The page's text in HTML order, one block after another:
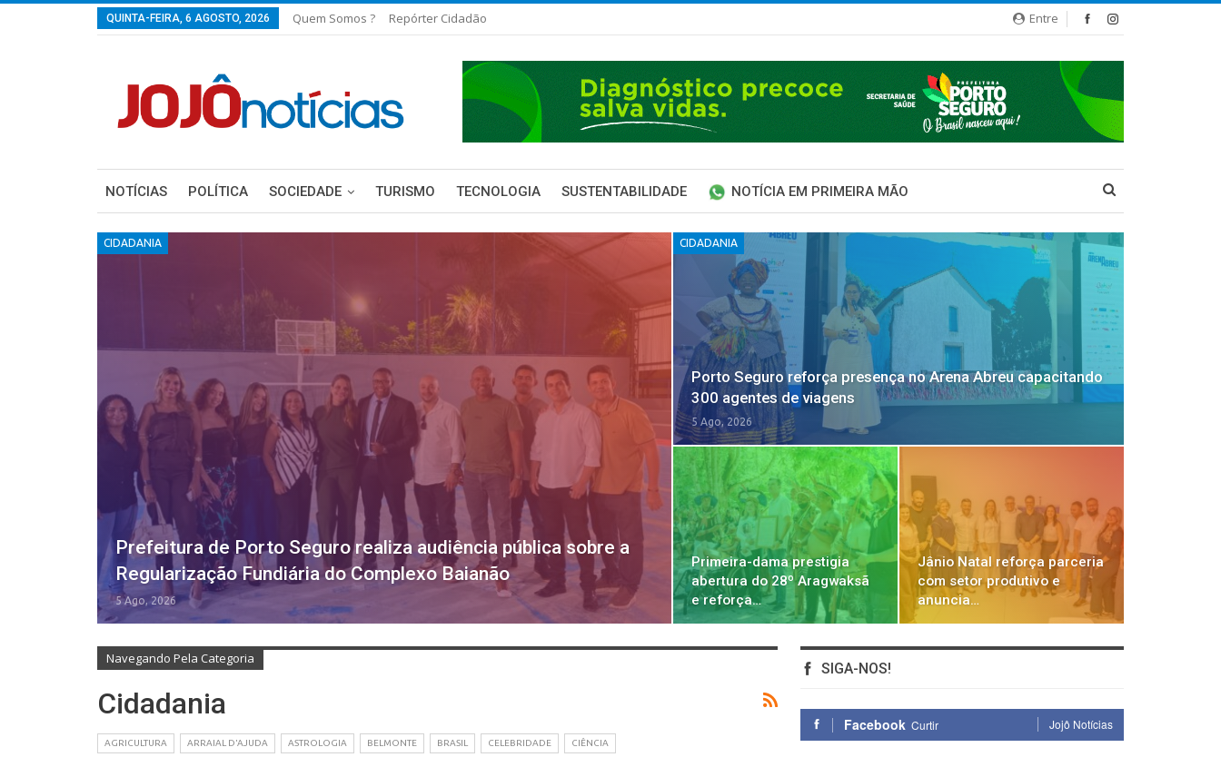
Entre
QUINTA-FEIRA, 6 AGOSTO, 2026 Quem Somos ? Repórter Cidadão
NOTÍCIAS POLÍTICA SOCIEDADE TURISMO TECNOLOGIA SUSTENTABILIDADE NOTÍCIA EM PRIMEIRA MÃO
CIDADANIA
Prefeitura de Porto Seguro realiza audiência pública sobre a
Regularização Fundiária do Complexo Baianão
5 Ago, 2026
CIDADANIA
Porto Seguro reforça presença no Arena Abreu capacitando
300 agentes de viagens
5 Ago, 2026
Primeira-dama prestigia
abertura do 28º Aragwaksã
e reforça…
Jânio Natal reforça parceria
com setor produtivo e
anuncia…
Navegando Pela Categoria
Cidadania
AGRICULTURA ARRAIAL D'AJUDA ASTROLOGIA BELMONTE BRASIL CELEBRIDADE CIÊNCIA
SIGA-NOS!
Facebook Curtir Jojô Notícias